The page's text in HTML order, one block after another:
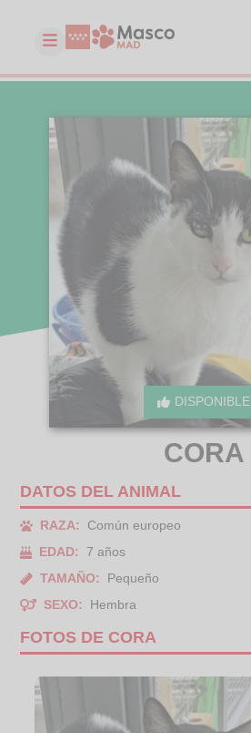
DISPONIBLE
CORA
DATOS DEL ANIMAL
RAZA:
Común europeo
EDAD:
7 años
TAMAÑO:
Pequeño
SEXO:
Hembra
FOTOS DE CORA